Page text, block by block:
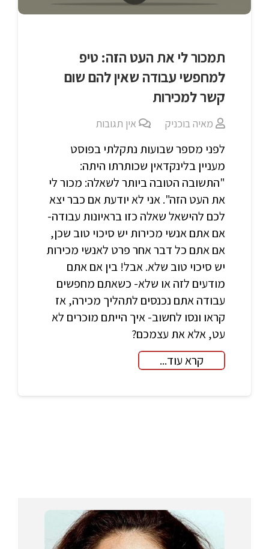
תמכור לי את העט הזה: טיפ
למחפשי עבודה שאין להם שום
קשר למכירות
מאיה בוכניק אין תגובות
לפני מספר שבועות נתקלתי בפוסט
מעניין בלינקדאין שכותרתו היתה:
"התשובה הטובה ביותר לשאלה: מכור לי
את העט הזה". אני לא יודעת אם כבר יצא
לכם להישאל שאלה כזו בראיונות עבודה-
אם אתם אנשי מכירות יש סיכוי טוב שכן,
אם אתם כל דבר אחר פרט לאנשי מכירות
יש סיכוי טוב שלא. אבל! בין אם אתם
מודעים לזה או שלא- כשאתם מחפשים
עבודה אתם נכנסים לתהליך מכירה, אז
קראו ונסו לחשוב- איך הייתם מוכרים לא
עט, אלא את עצמכם?
קרא עוד...